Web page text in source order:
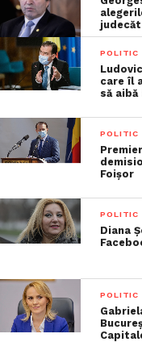
POLITIC
care îl
să
POLITIC
Foișor
POLITIC
Diana
POLITIC